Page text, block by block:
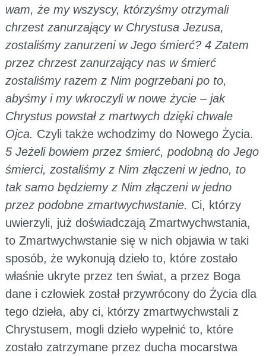
wam, że my wszyscy, którzyśmy otrzymali
chrzest zanurzający w Chrystusa Jezusa,
zostaliśmy zanurzeni w Jego śmierć? 4 Zatem
przez chrzest zanurzający nas w śmierć
zostaliśmy razem z Nim pogrzebani po to,
abyśmy i my wkroczyli w nowe życie – jak
Chrystus powstał z martwych dzięki chwale
Ojca. Czyli także wchodzimy do Nowego Życia.
5 Jeżeli bowiem przez śmierć, podobną do Jego
śmierci, zostaliśmy z Nim złączeni w jedno, to
tak samo będziemy z Nim złączeni w jedno
przez podobne zmartwychwstanie. Ci, którzy
uwierzyli, już doświadczają Zmartwychwstania,
to Zmartwychwstanie się w nich objawia w taki
sposób, że wykonują dzieło to, które zostało
właśnie ukryte przez ten świat, a przez Boga
dane i człowiek został przywrócony do Życia dla
tego dzieła, aby ci, którzy zmartwychwstali z
Chrystusem, mogli dzieło wypełnić to, które
zostało zatrzymane przez ducha mocarstwa